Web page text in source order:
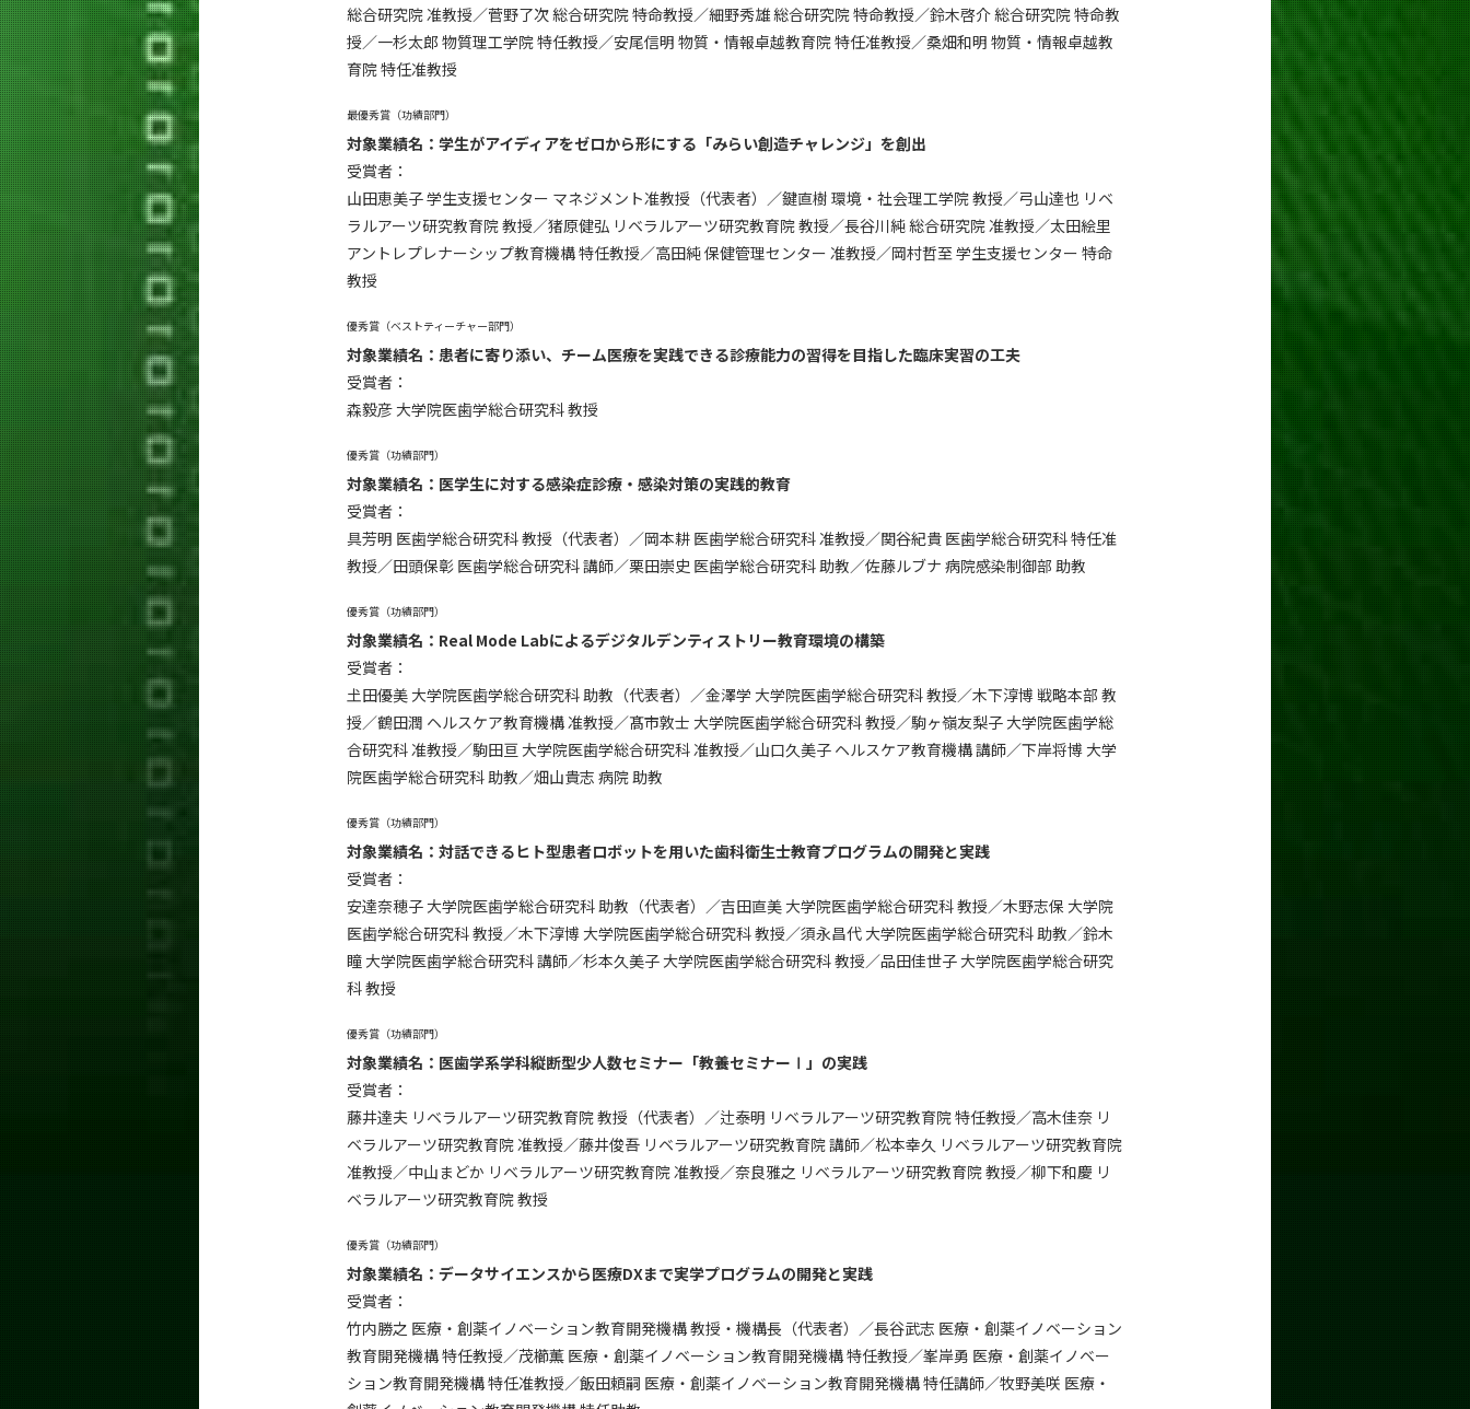
総合研究院 准教授／菅野了次 総合研究院 特命教授／細野秀雄 総合研究院 特命教授／鈴⽊啓介 総合研究院 特命教
授／⼀杉太郎 物質理⼯学院 特任教授／安尾信明 物質・情報卓越教育院 特任准教授／桑畑和明 物質・情報卓越教
育院 特任准教授
最優秀賞（功績部門）
対象業績名：学生がアイディアをゼロから形にする「みらい創造チャレンジ」を創出
受賞者：
山田恵美子 学生支援センター マネジメント准教授（代表者）／鍵直樹 環境・社会理工学院 教授／弓山達也 リベ
ラルアーツ研究教育院 教授／猪原健弘 リベラルアーツ研究教育院 教授／長谷川純 総合研究院 准教授／太田絵里
アントレプレナーシップ教育機構 特任教授／高田純 保健管理センター 准教授／岡村哲至 学生支援センター 特命
教授
優秀賞（ベストティーチャー部門）
対象業績名：患者に寄り添い、チーム医療を実践できる診療能力の習得を目指した臨床実習の工夫
受賞者：
森毅彦 大学院医歯学総合研究科 教授
優秀賞（功績部門）
対象業績名：医学生に対する感染症診療・感染対策の実践的教育
受賞者：
具芳明 医歯学総合研究科 教授（代表者）／岡本耕 医歯学総合研究科 准教授／関谷紀貴 医歯学総合研究科 特任准
教授／田頭保彰 医歯学総合研究科 講師／栗田崇史 医歯学総合研究科 助教／佐藤ルブナ 病院感染制御部 助教
優秀賞（功績部門）
対象業績名：Real Mode Labによるデジタルデンティストリー教育環境の構築
受賞者：
𡈽田優美 大学院医歯学総合研究科 助教（代表者）／金澤学 大学院医歯学総合研究科 教授／木下淳博 戦略本部 教
授／鶴田潤 ヘルスケア教育機構 准教授／髙市敦士 大学院医歯学総合研究科 教授／駒ヶ嶺友梨子 大学院医歯学総
合研究科 准教授／駒田亘 大学院医歯学総合研究科 准教授／山口久美子 ヘルスケア教育機構 講師／下岸将博 大学
院医歯学総合研究科 助教／畑山貴志 病院 助教
優秀賞（功績部門）
対象業績名：対話できるヒト型患者ロボットを用いた歯科衛生士教育プログラムの開発と実践
受賞者：
安達奈穂子 大学院医歯学総合研究科 助教（代表者）／吉田直美 大学院医歯学総合研究科 教授／木野志保 大学院
医歯学総合研究科 教授／木下淳博 大学院医歯学総合研究科 教授／須永昌代 大学院医歯学総合研究科 助教／鈴木
瞳 大学院医歯学総合研究科 講師／杉本久美子 大学院医歯学総合研究科 教授／品田佳世子 大学院医歯学総合研究
科 教授
優秀賞（功績部門）
対象業績名：医歯学系学科縦断型少人数セミナー「教養セミナーⅠ」の実践
受賞者：
藤井達夫 リベラルアーツ研究教育院 教授（代表者）／辻泰明 リベラルアーツ研究教育院 特任教授／高木佳奈 リ
ベラルアーツ研究教育院 准教授／藤井俊吾 リベラルアーツ研究教育院 講師／松本幸久 リベラルアーツ研究教育院
准教授／中山まどか リベラルアーツ研究教育院 准教授／奈良雅之 リベラルアーツ研究教育院 教授／柳下和慶 リ
ベラルアーツ研究教育院 教授
優秀賞（功績部門）
対象業績名：データサイエンスから医療DXまで実学プログラムの開発と実践
受賞者：
竹内勝之 医療・創薬イノベーション教育開発機構 教授・機構長（代表者）／長谷武志 医療・創薬イノベーション
教育開発機構 特任教授／茂櫛薫 医療・創薬イノベーション教育開発機構 特任教授／峯岸勇 医療・創薬イノベー
ション教育開発機構 特任准教授／飯田頼嗣 医療・創薬イノベーション教育開発機構 特任講師／牧野美咲 医療・